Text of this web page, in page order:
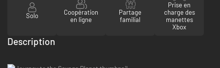
Solo
Coopération
en ligne
Partage
familial
Prise en
charge des
manettes
Xbox
Description